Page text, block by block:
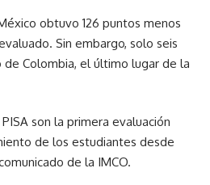
obtuvo 126 puntos menos
Sin embargo, solo seis
Colombia, el último lugar de la
son la primera evaluación
de los estudiantes desde
de la IMCO.